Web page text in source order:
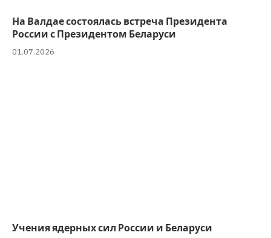
На Валдае состоялась встреча Президента
России с Президентом Беларуси
01.07.2026
Учения ядерных сил России и Беларуси